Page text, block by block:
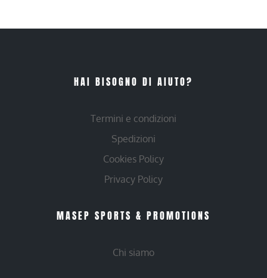
HAI BISOGNO DI AIUTO?
Termini e condizioni
Spedizioni
Cookies Policy
Privacy Policy
MASEP SPORTS & PROMOTIONS
Chi siamo